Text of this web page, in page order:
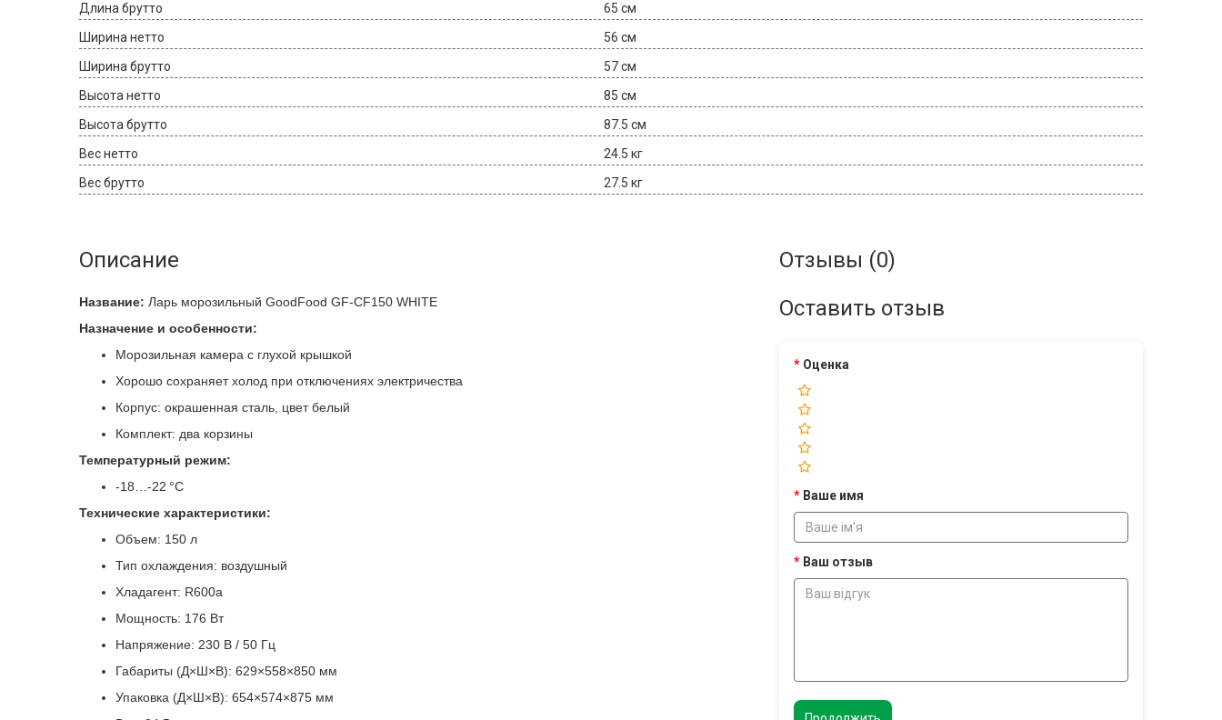
Длина брутто
65 см
Ширина нетто
56 см
Ширина брутто
57 см
Высота нетто
85 см
Высота брутто
87.5 см
Вес нетто
24.5 кг
Вес брутто
27.5 кг
Описание
Название: Ларь морозильный GoodFood GF-CF150 WHITE
Назначение и особенности:
Морозильная камера с глухой крышкой
Хорошо сохраняет холод при отключениях электричества
Корпус: окрашенная сталь, цвет белый
Комплект: два корзины
Температурный режим:
-18…-22 °C
Технические характеристики:
Объем: 150 л
Тип охлаждения: воздушный
Хладагент: R600a
Мощность: 176 Вт
Напряжение: 230 В / 50 Гц
Габариты (Д×Ш×В): 629×558×850 мм
Упаковка (Д×Ш×В): 654×574×875 мм
Отзывы (0)
Оставить отзыв
Оценка
Ваше имя
Ваш отзыв